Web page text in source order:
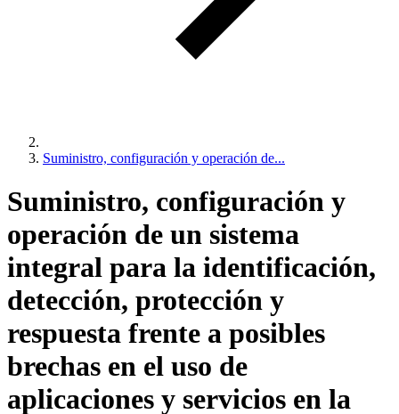
Suministro, configuración y operación de...
Suministro, configuración y
operación de un sistema
integral para la identificación,
detección, protección y
respuesta frente a posibles
brechas en el uso de
aplicaciones y servicios en la